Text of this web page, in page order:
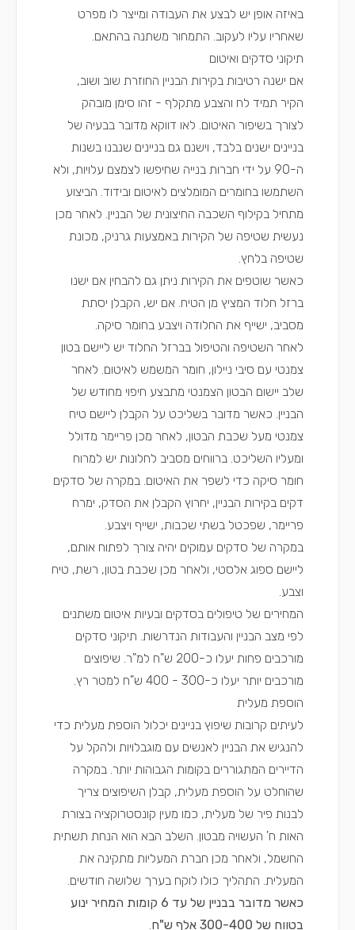
באיזה אופן יש לבצע את העבודה ומייצר לו מפרט
שאחריו עליו לעקוב. התמחור משתנה בהתאם.
תיקוני סדקים ואיטום
אם ישנה רטיבות בקירות הבניין החוזרת שוב ושוב,
הקיר תמיד לח והצבע מתקלף - זהו סימן מובהק
לצורך בשיפור האיטום. לאו דווקא מדובר בבעיה של
בניינים ישנים בלבד, וישנם גם בניינים שנבנו בשנות
ה-90 על ידי חברות בנייה שחיפשו לצמצם עלויות, ולא
השתמשו בחומרים המומלצים לאיטום ובידוד. הביצוע
מתחיל בקילוף השכבה החיצונית של הבניין. לאחר מכן
נעשית שטיפה של הקירות באמצעות גרניק, מכונת
שטיפה בלחץ.
כאשר שוטפים את הקירות ניתן גם להבחין אם ישנו
ברזל חלוד המציץ מן הטיח. אם יש, הקבלן יסתת
מסביב, ישייף את החלודה ויצבע בחומר סיקה.
לאחר השטיפה והטיפול בברזל החלוד יש ליישם בטון
צמנטי עם סיבי ניילון, חומר המשמש לאיטום. לאחר
שלב יישום הבטון הצמנטי מתבצע חיפוי מחודש של
הבניין. כאשר מדובר בשליכט על הקבלן ליישם טיח
צמנטי מעל שכבת הבטון, לאחר מכן פריימר מדולל
ומעליו השליכט. ברווחים מסביב לחלונות יש למרוח
חומר סיקה כדי לשפר את האיטום. במקרה של סדקים
דקים בקירות הבניין, יחרוץ הקבלן את הסדק, ימרח
פריימר, שפכטל בשתי שכבות, ישייף ויצבע.
במקרה של סדקים עמוקים יהיה צורך לפתוח אותם,
ליישם ספוג אלסטי, ולאחר מכן שכבת בטון, רשת, טיח
וצבע.
המחירים של טיפולים בסדקים ובעיות איטום משתנים
לפי מצב הבניין והעבודות הנדרשות. תיקוני סדקים
מורכבים פחות יעלו כ-200 ש"ח למ"ר. שיפוצים
מורכבים יותר יעלו כ-300 - 400 ש"ח למטר רץ.
הוספת מעלית
לעיתים קרובות שיפוץ בניינים יכלול הוספת מעלית כדי
להנגיש את הבניין לאנשים עם מוגבלויות ולהקל על
הדיירים המתגוררים בקומות הגבוהות יותר. במקרה
שהוחלט על הוספת מעלית, קבלן השיפוצים צריך
לבנות פיר של מעלית, כמו מעין קונסטרוקציה בצורת
האות ח' העשויה מבטון. השלב הבא הוא הנחת תשתית
החשמל, ולאחר מכן חברת המעליות מתקינה את
המעלית. התהליך כולו לוקח בערך שלושה חודשים.
כאשר מדובר בבניין של עד 6 קומות המחיר ינוע
בטווח של 300-400 אלף ש"ח